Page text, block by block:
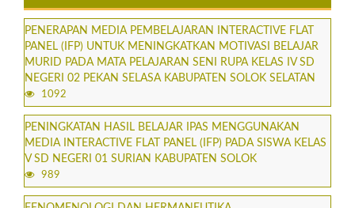
PENERAPAN MEDIA PEMBELAJARAN INTERACTIVE FLAT
PANEL (IFP) UNTUK MENINGKATKAN MOTIVASI BELAJAR
MURID PADA MATA PELAJARAN SENI RUPA KELAS IV SD
NEGERI 02 PEKAN SELASA KABUPATEN SOLOK SELATAN
1092
PENINGKATAN HASIL BELAJAR IPAS MENGGUNAKAN
MEDIA INTERACTIVE FLAT PANEL (IFP) PADA SISWA KELAS
V SD NEGERI 01 SURIAN KABUPATEN SOLOK
989